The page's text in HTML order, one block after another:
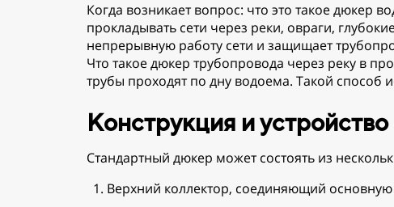
Когда возникает вопрос: что это такое дюкер
прокладывать сети через реки, овраги,
непрерывную работу сети и защищает
Что такое дюкер трубопровода через реку в
трубы проходят по дну водоема. Такой способ
Конструкция и устройство
Стандартный дюкер может состоять из
Верхний коллектор, соединяющий